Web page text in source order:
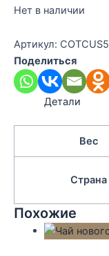
Нет в наличии
Артикул:
Поделиться
Детали
Вес
Страна
Похожие